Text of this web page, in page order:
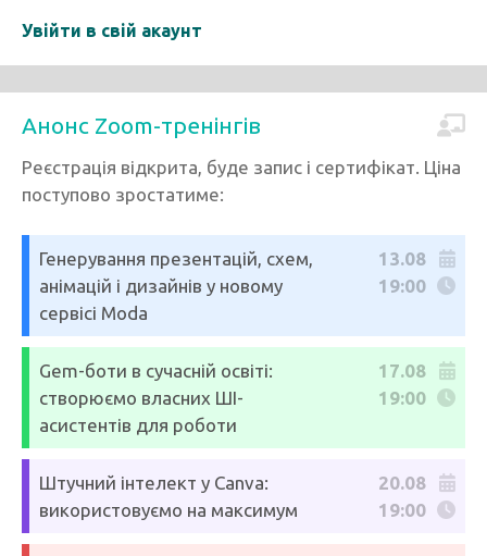
Увійти в свій акаунт
Анонс Zoom-тренінгів
Реєстрація відкрита, буде запис і сертифікат. Ціна
поступово зростатиме:
Генерування презентацій, схем,
анімацій і дизайнів у новому
сервісі Moda
13.08
19:00
Gem-боти в сучасній освіті:
створюємо власних ШІ-
асистентів для роботи
17.08
19:00
Штучний інтелект у Canva:
використовуємо на максимум
20.08
19:00